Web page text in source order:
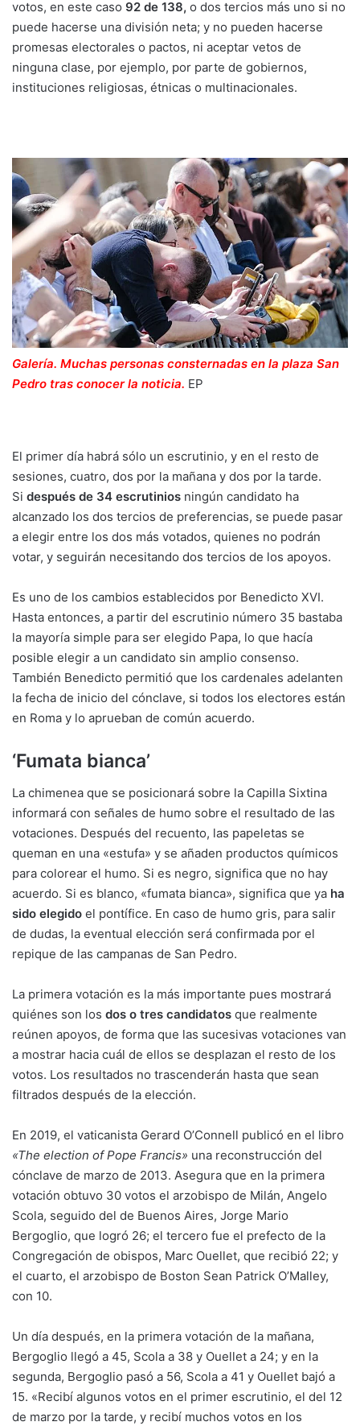
votos, en este caso 92 de 138, o dos tercios más uno si no
puede hacerse una división neta; y no pueden hacerse
promesas electorales o pactos, ni aceptar vetos de
ninguna clase, por ejemplo, por parte de gobiernos,
instituciones religiosas, étnicas o multinacionales.
Galería. Muchas personas consternadas en la plaza San
Pedro tras conocer la noticia. EP
El primer día habrá sólo un escrutinio, y en el resto de
sesiones, cuatro, dos por la mañana y dos por la tarde.
Si después de 34 escrutinios ningún candidato ha
alcanzado los dos tercios de preferencias, se puede pasar
a elegir entre los dos más votados, quienes no podrán
votar, y seguirán necesitando dos tercios de los apoyos.
Es uno de los cambios establecidos por Benedicto XVI.
Hasta entonces, a partir del escrutinio número 35 bastaba
la mayoría simple para ser elegido Papa, lo que hacía
posible elegir a un candidato sin amplio consenso.
También Benedicto permitió que los cardenales adelanten
la fecha de inicio del cónclave, si todos los electores están
en Roma y lo aprueban de común acuerdo.
‘Fumata bianca’
La chimenea que se posicionará sobre la Capilla Sixtina
informará con señales de humo sobre el resultado de las
votaciones. Después del recuento, las papeletas se
queman en una «estufa» y se añaden productos químicos
para colorear el humo. Si es negro, significa que no hay
acuerdo. Si es blanco, «fumata bianca», significa que ya ha
sido elegido el pontífice. En caso de humo gris, para salir
de dudas, la eventual elección será confirmada por el
repique de las campanas de San Pedro.
La primera votación es la más importante pues mostrará
quiénes son los dos o tres candidatos que realmente
reúnen apoyos, de forma que las sucesivas votaciones van
a mostrar hacia cuál de ellos se desplazan el resto de los
votos. Los resultados no trascenderán hasta que sean
filtrados después de la elección.
En 2019, el vaticanista Gerard O’Connell publicó en el libro
«The election of Pope Francis» una reconstrucción del
cónclave de marzo de 2013. Asegura que en la primera
votación obtuvo 30 votos el arzobispo de Milán, Angelo
Scola, seguido del de Buenos Aires, Jorge Mario
Bergoglio, que logró 26; el tercero fue el prefecto de la
Congregación de obispos, Marc Ouellet, que recibió 22; y
el cuarto, el arzobispo de Boston Sean Patrick O’Malley,
con 10.
Un día después, en la primera votación de la mañana,
Bergoglio llegó a 45, Scola a 38 y Ouellet a 24; y en la
segunda, Bergoglio pasó a 56, Scola a 41 y Ouellet bajó a
15. «Recibí algunos votos en el primer escrutinio, el del 12
de marzo por la tarde, y recibí muchos votos en los